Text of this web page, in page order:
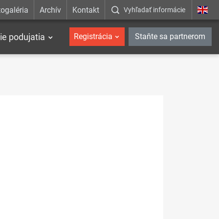
Archív Kontakt Vyhľadať informácie
podujatia Registrácia Staňte sa partnerom